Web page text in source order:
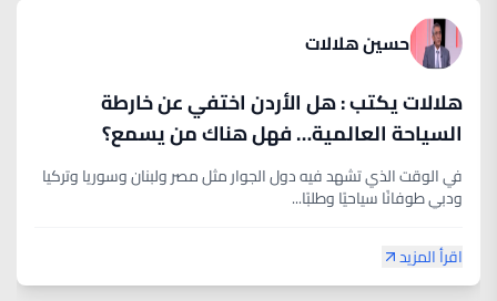
حسين هلالات
هلالات يكتب : هل الأردن اختفي عن خارطة
السياحة العالمية… فهل هناك من يسمع؟
في الوقت الذي تشهد فيه دول الجوار مثل مصر ولبنان وسوريا وتركيا
ودبي طوفانًا سياحيًا وطلبًا...
اقرأ المزيد